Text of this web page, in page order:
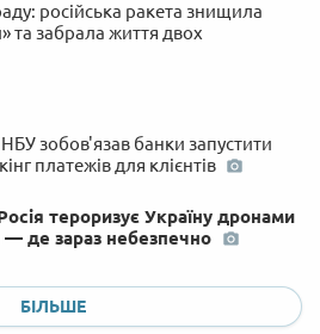
російська ракета знищила
та забрала життя двох
зобов'язав банки запустити
платежів для клієнтів
тероризує Україну дронами
— де зараз небезпечно
БІЛЬШЕ